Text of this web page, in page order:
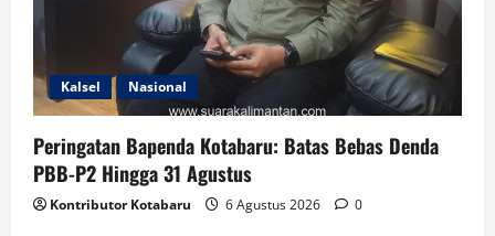
Kalsel Nasional
Peringatan Bapenda Kotabaru: Batas Bebas Denda
PBB-P2 Hingga 31 Agustus
Kontributor Kotabaru 6 Agustus 2026 0